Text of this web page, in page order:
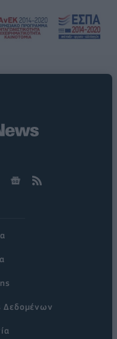
Δεδομένων